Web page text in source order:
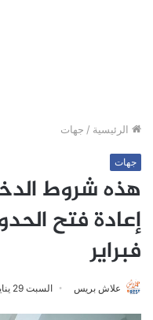
الرئيسية / جهات
جهات
هذه شروط
إعادة فتح
فبراير
علاش بريس السبت 29 يناير 2022